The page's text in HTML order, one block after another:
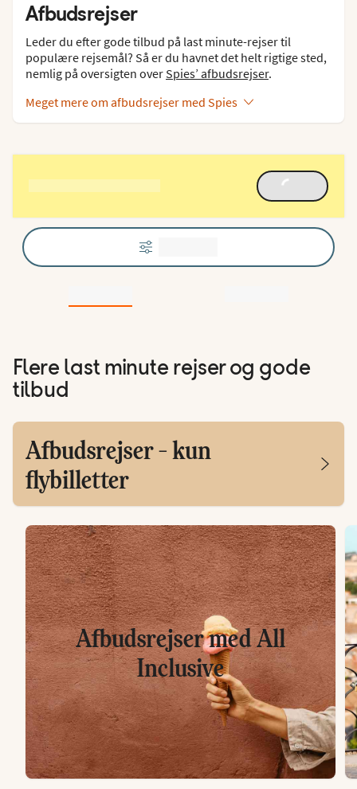
Afbudsrejser
Leder du efter gode tilbud på last minute-rejser til
populære rejsemål? Så er du havnet det helt rigtige sted,
nemlig på oversigten over Spies’ afbudsrejser.
Meget mere om afbudsrejser med Spies
Flere last minute rejser og gode
tilbud
Afbudsrejser - kun
flybilletter
Afbudsrejser med All
Inclusive